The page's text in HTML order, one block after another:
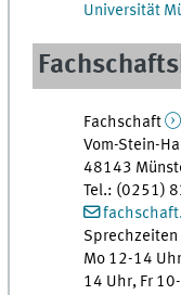
Universität
Fachschaft
Vom-Stein-
48143
Tel.: (0251)
Sprechzeiten
Mo 12-14
14 Uhr, Fr